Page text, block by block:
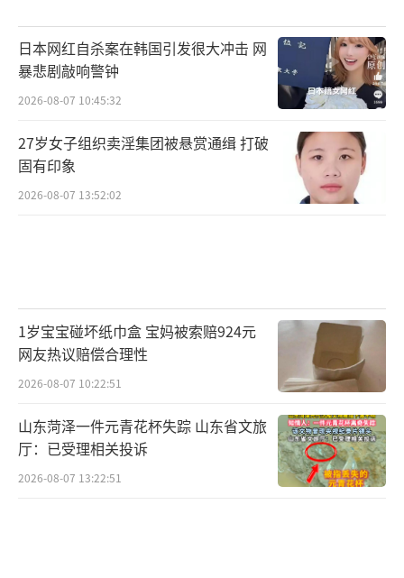
日本网红自杀案在韩国引发很大冲击 网
暴悲剧敲响警钟
2026-08-07 10:45:32
27岁女子组织卖淫集团被悬赏通缉 打破
固有印象
2026-08-07 13:52:02
1岁宝宝碰坏纸巾盒 宝妈被索赔924元
网友热议赔偿合理性
2026-08-07 10:22:51
山东菏泽一件元青花杯失踪 山东省文旅
厅：已受理相关投诉
2026-08-07 13:22:51